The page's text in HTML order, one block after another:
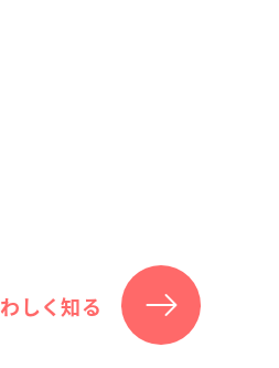
しく知る